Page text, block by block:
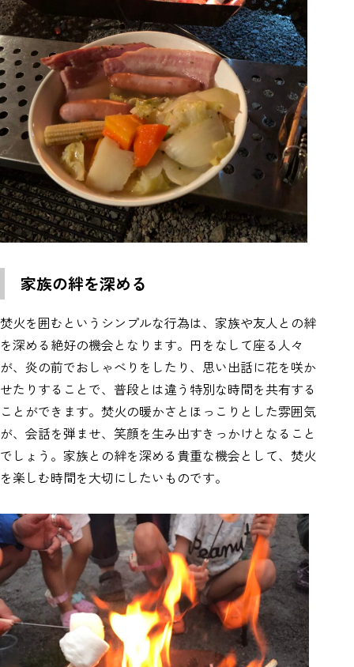
家族の絆を深める
焚火を囲むというシンプルな行為は、家族や友人との絆
を深める絶好の機会となります。円をなして座る人々
が、炎の前でおしゃべりをしたり、思い出話に花を咲か
せたりすることで、普段とは違う特別な時間を共有する
ことができます。焚火の暖かさとほっこりとした雰囲気
が、会話を弾ませ、笑顔を生み出すきっかけとなること
でしょう。家族との絆を深める貴重な機会として、焚火
を楽しむ時間を大切にしたいものです。